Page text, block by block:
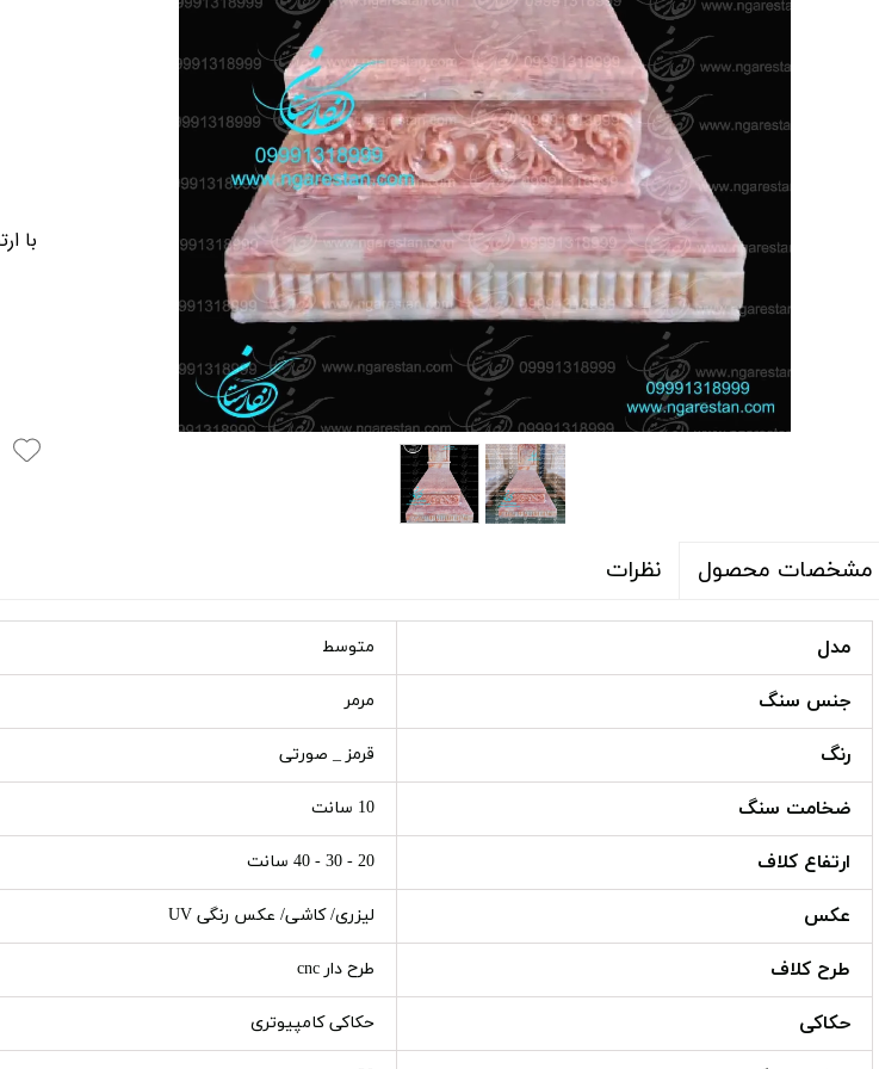
مشخصات محصول نظرات
مدل متوسط
جنس سنگ مرمر
رنگ قرمز _ صورتی
ضخامت سنگ 10 سانت
ارتفاع کلاف 20 - 30 - 40 سانت
عکس لیزری/ کاشی/ عکس رنگی UV
طرح کلاف طرح دار cnc
حکاکی حکاکی کامپیوتری